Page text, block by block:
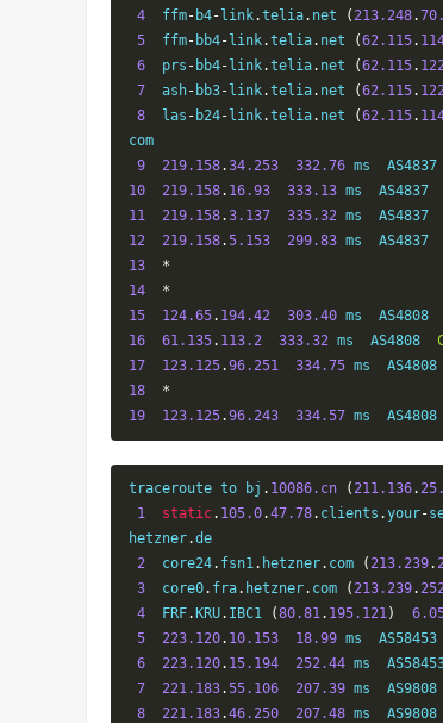
4
  ffm
- b4- link.telia. net (213.248.
5
  ffm
- bb4- link.telia. net (62.115.
6
  prs
- bb4- link.telia. net (62.115.
7
  ash
- bb3- link.telia. net (62.115.
8
  las
- b24- link.telia. net (62.115.
com
9
219.158.34.253 332.76 ms
10
219.158. 16.93 333.13 ms  AS4837
11
219.158.3.137 335.32 ms  AS4837
12
219.158.5.153 299.83 ms  AS4837
13
*
14
*
15
124.65. 194.42 303.40 ms  AS4808
16
61.135. 113.2 333.32 ms  AS4808
17
123.125.96.251 334.75 ms
18
*
19
123.125.96.243 334.57 ms
traceroute to bj . 10086.cn (211.136.
1
static. 105.0.47.78. clients .your-
hetzner.de
2
  core24
. fsn1. hetzner. com (213.239.
3
  core0
. fra. hetzner. com (213.239.
4
  FRF
. KRU. IBC1 (80.81. 195.121)
5
223.120. 10.153 18.99 ms
6
223.120. 15.194 252.44 ms
7
221.183.55.106 207.39 ms
8
221.183.46.250 207.48 ms